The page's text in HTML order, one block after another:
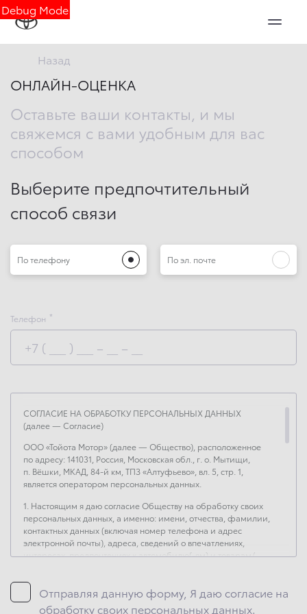
Debug Mode
Назад
ОНЛАЙН-ОЦЕНКА
Оставьте ваши контакты, и мы
свяжемся с вами удобным для вас
способом
Выберите предпочтительный
способ связи
По телефону По эл. почте
Телефон
СОГЛАСИЕ НА ОБРАБОТКУ ПЕРСОНАЛЬНЫХ ДАННЫХ
(далее — Согласие)
ООО «Тойота Мотор» (далее — Общество), расположенное
по адресу: 141031, Россия, Московская обл., г. о. Мытищи,
п. Вёшки, МКАД, 84-й км, ТПЗ «Алтуфьево», вл. 5, стр. 1,
является оператором персональных данных.
1. Настоящим я даю согласие Обществу на обработку своих
персональных данных, а именно: имени, отчества, фамилии,
контактных данных (включая номер телефона и адрес
электронной почты), адреса, сведений о впечатлениях,
интересах, предпочтениях к автомобилю(-ям) и товарам/
системы устройства и модели мобильного телефона
посетителя сайта, уникального идентификатора посетителя
сайта, предпочтительного времени и способа для контакта,
Отправляя данную форму, Я даю согласие на
обработку своих персональных данных.